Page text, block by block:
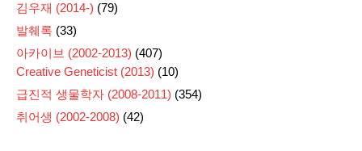
김우재 (2014-) (79)
발췌록 (33)
아카이브 (2002-2013) (407)
Creative Geneticist (2013) (10)
급진적 생물학자 (2008-2011) (354)
취어생 (2002-2008) (42)